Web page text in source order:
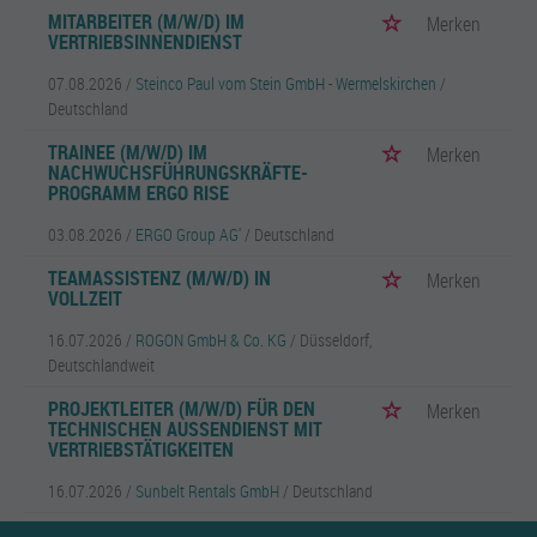
MITARBEITER (M/W/D) IM
VERTRIEBSINNENDIENST
Merken
07.08.2026 / Steinco Paul vom Stein GmbH - Wermelskirchen /
Deutschland
TRAINEE (M/W/D) IM
NACHWUCHSFÜHRUNGSKRÄFTE-
PROGRAMM ERGO RISE
Merken
03.08.2026 / ERGO Group AG' / Deutschland
TEAMASSISTENZ (M/W/D) IN
VOLLZEIT
Merken
16.07.2026 / ROGON GmbH & Co. KG / Düsseldorf,
Deutschlandweit
PROJEKTLEITER (M/W/D) FÜR DEN
TECHNISCHEN AUSSENDIENST MIT V
ERTRIEBSTÄTIGKEITEN
Merken
16.07.2026 / Sunbelt Rentals GmbH / Deutschland